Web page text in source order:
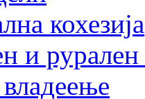
кохезија
и рурален